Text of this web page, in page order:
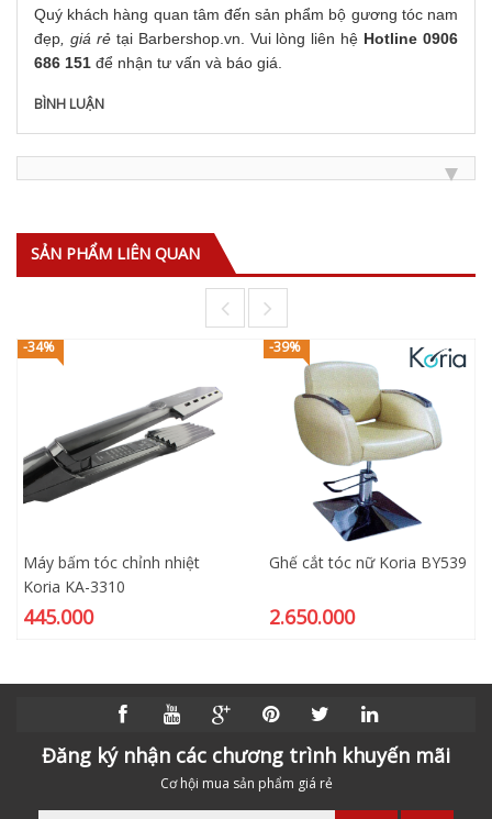
Quý khách hàng quan tâm đến sản phẩm bộ gương tóc nam
đẹp , giá rẻtại Barbershop.vn. Vui lòng liên hệ Hotline 0906
686 151 để nhận tư vấn và báo giá.
BÌNH LUẬN
SẢN PHẨM LIÊN QUAN
-34%
Máy bấm tóc chỉnh nhiệt
Koria KA-3310
445.000
-39%
Ghế cắt tóc nữ Koria BY539
2.650.000
Đăng ký nhận các chương trình khuyến mãi
Cơ hội mua sản phẩm giá rẻ